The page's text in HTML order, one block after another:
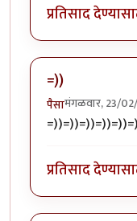
प्रतिसाद
=))
पैसामंगळवार, 23/
प्रतिसाद